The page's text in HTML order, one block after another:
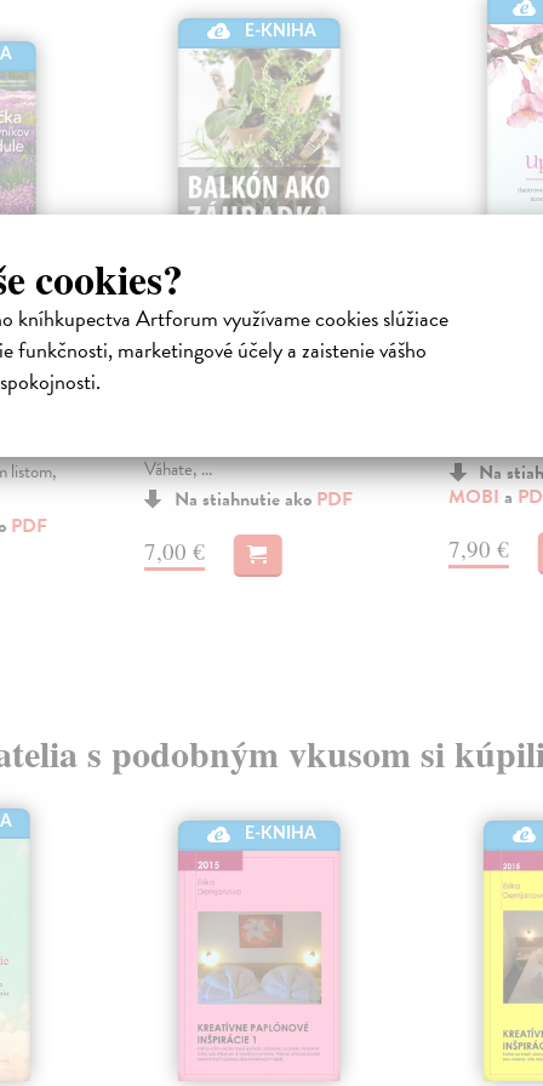
cookies?
kníhkupectva Artforum využívame cookies slúžiace
funkčnosti, marketingové účely a zaistenie vášho
|
listom,
PDF
E-KNIHA
Balkón ako
záhradka
Hrnčiarová Michala|
Elektronická kniha
Váhate, ...
Na stiahnutie ako PDF
7,00 €
Kondo Marie
Ilustrovaný
metódou,
Na
MOBI a
7,90 €
s podobným vkusom si
E-KNIHA